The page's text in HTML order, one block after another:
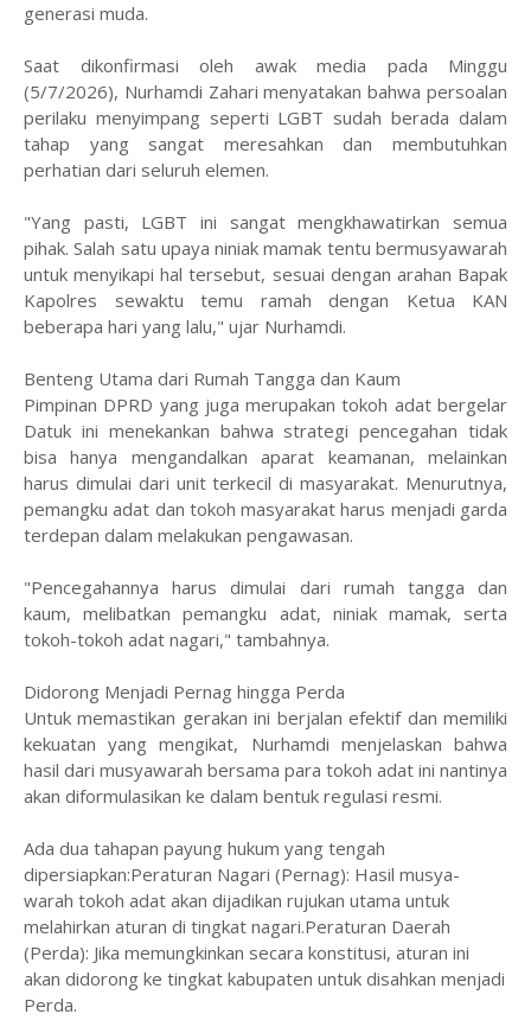
generasi muda.
​Saat dikonfirmasi oleh awak media pada Minggu
(5/7/2026), Nurhamdi Zahari menyatakan bahwa persoalan
perilaku menyimpang seperti LGBT sudah berada dalam
tahap yang sangat meresahkan dan membutuhkan
perhatian dari seluruh elemen.
​"Yang pasti, LGBT ini sangat mengkhawatirkan semua
pihak. Salah satu upaya niniak mamak tentu bermusyawarah
untuk menyikapi hal tersebut, sesuai dengan arahan Bapak
Kapolres sewaktu temu ramah dengan Ketua KAN
beberapa hari yang lalu," ujar Nurhamdi.
​Benteng Utama dari Rumah Tangga dan Kaum
​Pimpinan DPRD yang juga merupakan tokoh adat bergelar
Datuk ini menekankan bahwa strategi pencegahan tidak
bisa hanya mengandalkan aparat keamanan, melainkan
harus dimulai dari unit terkecil di masyarakat. Menurutnya,
pemangku adat dan tokoh masyarakat harus menjadi garda
terdepan dalam melakukan pengawasan.
​"Pencegahannya harus dimulai dari rumah tangga dan
kaum, melibatkan pemangku adat, niniak mamak, serta
tokoh-tokoh adat nagari," tambahnya.
​Didorong Menjadi Pernag hingga Perda
​Untuk memastikan gerakan ini berjalan efektif dan memiliki
kekuatan yang mengikat, Nurhamdi menjelaskan bahwa
hasil dari musyawarah bersama para tokoh adat ini nantinya
akan diformulasikan ke dalam bentuk regulasi resmi.
​Ada dua tahapan payung hukum yang tengah
dipersiapkan:Peraturan Nagari (Pernag): Hasil musya-
warah tokoh adat akan dijadikan rujukan utama untuk
melahirkan aturan di tingkat nagari.​Peraturan Daerah
(Perda): Jika memungkinkan secara konstitusi, aturan ini
akan didorong ke tingkat kabupaten untuk disahkan menjadi
Perda.